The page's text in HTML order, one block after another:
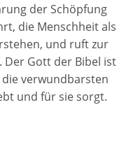
der Schöpfung
die Menschheit als
und ruft zur
Der Gott der Bibel ist
verwundbarsten
und für sie sorgt.